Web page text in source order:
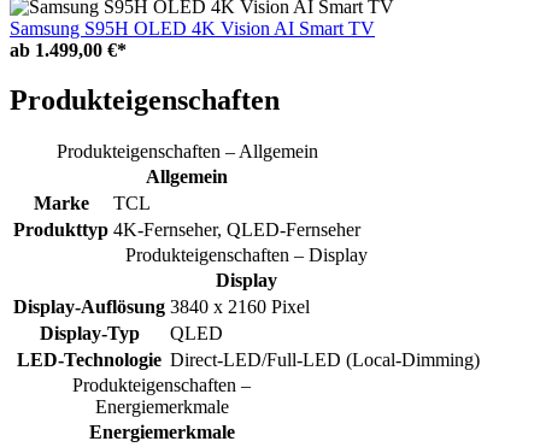
Samsung S95H OLED 4K Vision AI Smart TV
ab 1.499,00 €*
Produkteigenschaften
Produkteigenschaften – Allgemein
Allgemein
Marke
TCL
Produkttyp 4K-Fernseher, QLED-Fernseher
Produkteigenschaften – Display
Display
Display-Auflösung 3840 x 2160 Pixel
Display-Typ
QLED
LED-Technologie Direct-LED/Full-LED (Local-Dimming)
Produkteigenschaften –
Energiemerkmale
Energiemerkmale